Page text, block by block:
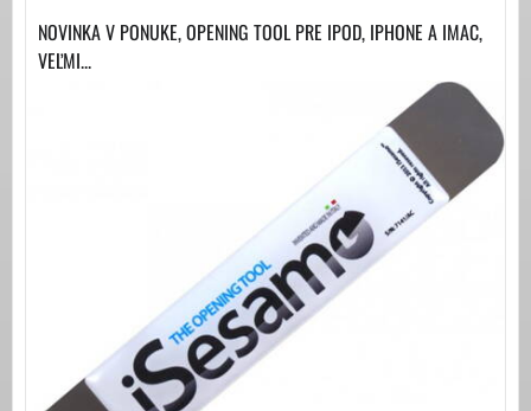
NOVINKA V PONUKE, OPENING TOOL PRE IPOD, IPHONE A IMAC,
VEĽMI...